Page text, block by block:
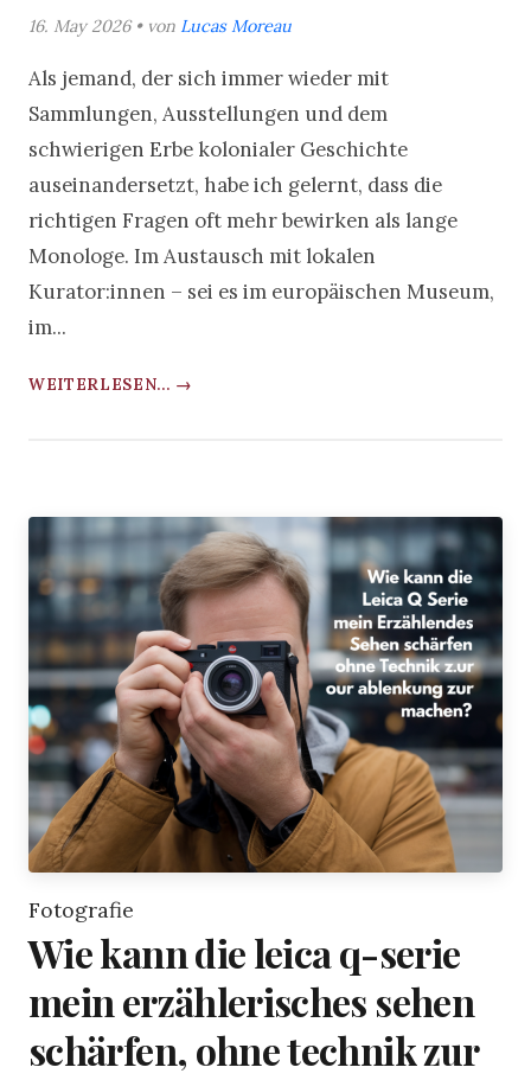
16. May 2026 • von Lucas Moreau
Als jemand, der sich immer wieder mit
Sammlungen, Ausstellungen und dem
schwierigen Erbe kolonialer Geschichte
auseinandersetzt, habe ich gelernt, dass die
richtigen Fragen oft mehr bewirken als lange
Monologe. Im Austausch mit lokalen
Kurator:innen – sei es im europäischen Museum,
im...
WEITERLESEN... →
Fotografie
Wie kann die leica q-serie
mein erzählerisches sehen
schärfen, ohne technik zur